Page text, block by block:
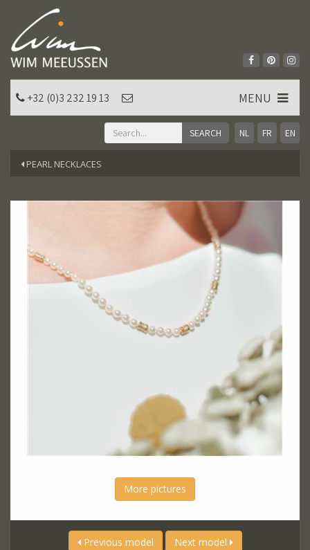
NL FR EN
+32 (0)3 232 19 13 MENU
PEARL NECKLACES
More pictures
Previous model Next model